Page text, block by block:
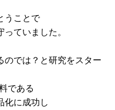
うことで
ていました。
のでは？と研究をスター
である
化に成功し